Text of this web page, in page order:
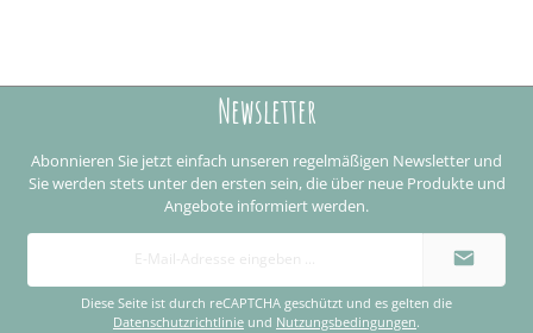
Newsletter
Abonnieren Sie jetzt einfach unseren regelmäßigen Newsletter und
Sie werden stets unter den ersten sein, die über neue Produkte und
Angebote informiert werden.
E-
Adresse
Diese Seite ist durch reCAPTCHA geschützt und es gelten die
Datenschutzrichtlinie und Nutzungsbedingungen.